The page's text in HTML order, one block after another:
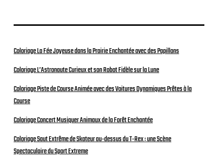
Coloriage La Fée Joyeuse dans la Prairie Enchantée avec des Papillons
Coloriage L’Astronaute Curieux et son Robot Fidèle sur la Lune
Coloriage Piste de Course Animée avec des Voitures Dynamiques Prêtes à la
Course
Coloriage Concert Musiquer Animaux de la Forêt Enchantée
Coloriage Saut Extrême de Skateur au-dessus du T-Rex : une Scène
Spectaculaire du Sport Extreme